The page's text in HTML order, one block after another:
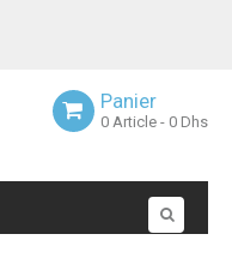
Panier
0 Article - 0 Dhs